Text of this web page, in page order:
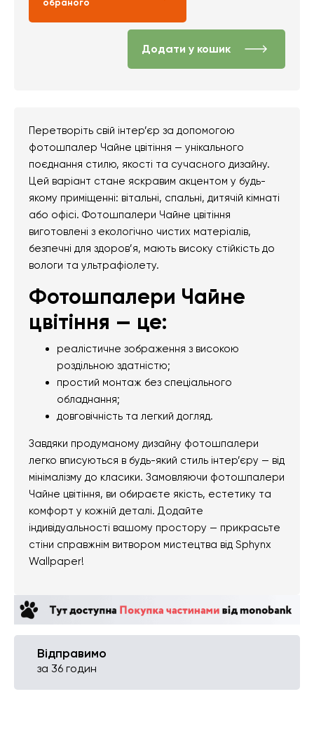
обраного
Додати у кошик
Перетворіть свій інтер’єр за допомогою
фотошпалер Чайне цвітіння — унікального
поєднання стилю, якості та сучасного дизайну.
Цей варіант стане яскравим акцентом у будь-
якому приміщенні: вітальні, спальні, дитячій кімнаті
або офісі. Фотошпалери Чайне цвітіння
виготовлені з екологічно чистих матеріалів,
безпечні для здоров’я, мають високу стійкість до
вологи та ультрафіолету.
Фотошпалери Чайне
цвітіння — це:
реалістичне зображення з високою
роздільною здатністю;
простий монтаж без спеціального
обладнання;
довговічність та легкий догляд.
Завдяки продуманому дизайну фотошпалери
легко вписуються в будь-який стиль інтер’єру — від
мінімалізму до класики. Замовляючи фотошпалери
Чайне цвітіння, ви обираєте якість, естетику та
комфорт у кожній деталі. Додайте
індивідуальності вашому простору — прикрасьте
стіни справжнім витвором мистецтва від Sphynx
Wallpaper!
Відправимо
за 36 годин